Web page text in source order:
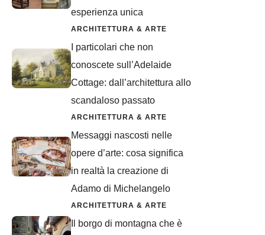
esperienza unica
ARCHITETTURA & ARTE
I particolari che non
conoscete sull’Adelaide
Cottage: dall’architettura allo
scandaloso passato
ARCHITETTURA & ARTE
Messaggi nascosti nelle
opere d’arte: cosa significa
in realtà la creazione di
Adamo di Michelangelo
ARCHITETTURA & ARTE
Il borgo di montagna che è